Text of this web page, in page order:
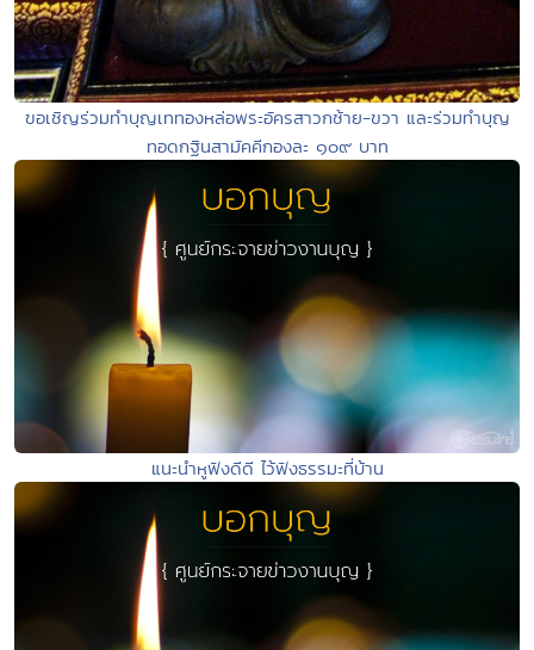
ขอเชิญร่วมทำบุญเททองหล่อพระอัครสาวกซ้าย-ขวา และร่วมทำบุญ
ทอดกฐินสามัคคีกองละ ๑๐๙ บาท
แนะนำหูฟังดีดี ไว้ฟังธรรมะที่บ้าน